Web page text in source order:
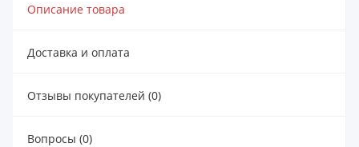
Описание товара
Доставка и оплата
Отзывы покупателей (0)
Вопросы (0)